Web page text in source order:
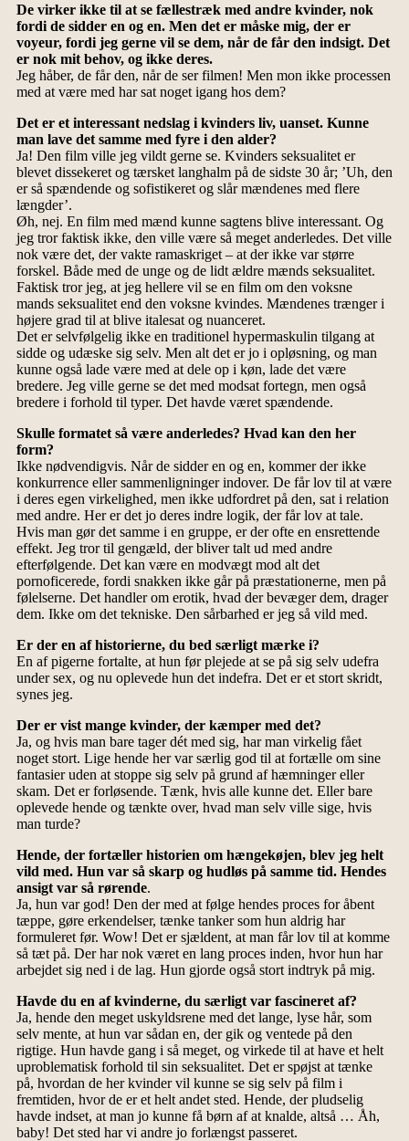
De virker ikke til at se fællestræk med andre kvinder, nok
fordi de sidder en og en. Men det er måske mig, der er
voyeur, fordi jeg gerne vil se dem, når de får den indsigt. Det
er nok mit behov, og ikke deres.
Jeg håber, de får den, når de ser filmen! Men mon ikke processen
med at være med har sat noget igang hos dem?
Det er et interessant nedslag i kvinders liv, uanset. Kunne
man lave det samme med fyre i den alder?
Ja! Den film ville jeg vildt gerne se. Kvinders seksualitet er
blevet dissekeret og tærsket langhalm på de sidste 30 år; ’Uh, den
er så spændende og sofistikeret og slår mændenes med flere
længder’.
Øh, nej. En film med mænd kunne sagtens blive interessant. Og
jeg tror faktisk ikke, den ville være så meget anderledes. Det ville
nok være det, der vakte ramaskriget – at der ikke var større
forskel. Både med de unge og de lidt ældre mænds seksualitet.
Faktisk tror jeg, at jeg hellere vil se en film om den voksne
mands seksualitet end den voksne kvindes. Mændenes trænger i
højere grad til at blive italesat og nuanceret.
Det er selvfølgelig ikke en traditionel hypermaskulin tilgang at
sidde og udæske sig selv. Men alt det er jo i opløsning, og man
kunne også lade være med at dele op i køn, lade det være
bredere. Jeg ville gerne se det med modsat fortegn, men også
bredere i forhold til typer. Det havde været spændende.
Skulle formatet så være anderledes? Hvad kan den her
form?
Ikke nødvendigvis. Når de sidder en og en, kommer der ikke
konkurrence eller sammenligninger indover. De får lov til at være
i deres egen virkelighed, men ikke udfordret på den, sat i relation
med andre. Her er det jo deres indre logik, der får lov at tale.
Hvis man gør det samme i en gruppe, er der ofte en ensrettende
effekt. Jeg tror til gengæld, der bliver talt ud med andre
efterfølgende. Det kan være en modvægt mod alt det
pornoficerede, fordi snakken ikke går på præstationerne, men på
følelserne. Det handler om erotik, hvad der bevæger dem, drager
dem. Ikke om det tekniske. Den sårbarhed er jeg så vild med.
Er der en af historierne, du bed særligt mærke i?
En af pigerne fortalte, at hun før plejede at se på sig selv udefra
under sex, og nu oplevede hun det indefra. Det er et stort skridt,
synes jeg.
Der er vist mange kvinder, der kæmper med det?
Ja, og hvis man bare tager dét med sig, har man virkelig fået
noget stort. Lige hende her var særlig god til at fortælle om sine
fantasier uden at stoppe sig selv på grund af hæmninger eller
skam. Det er forløsende. Tænk, hvis alle kunne det. Eller bare
oplevede hende og tænkte over, hvad man selv ville sige, hvis
man turde?
Hende, der fortæller historien om hængekøjen, blev jeg helt
vild med. Hun var så skarp og hudløs på samme tid. Hendes
ansigt var så rørende.
Ja, hun var god! Den der med at følge hendes proces for åbent
tæppe, gøre erkendelser, tænke tanker som hun aldrig har
formuleret før. Wow! Det er sjældent, at man får lov til at komme
så tæt på. Der har nok været en lang proces inden, hvor hun har
arbejdet sig ned i de lag. Hun gjorde også stort indtryk på mig.
Havde du en af kvinderne, du særligt var fascineret af?
Ja, hende den meget uskyldsrene med det lange, lyse hår, som
selv mente, at hun var sådan en, der gik og ventede på den
rigtige. Hun havde gang i så meget, og virkede til at have et helt
uproblematisk forhold til sin seksualitet. Det er spøjst at tænke
på, hvordan de her kvinder vil kunne se sig selv på film i
fremtiden, hvor de er et helt andet sted. Hende, der pludselig
havde indset, at man jo kunne få børn af at knalde, altså … Åh,
baby! Det sted har vi andre jo forlængst passeret.